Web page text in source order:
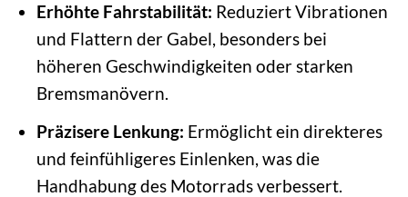
Erhöhte Fahrstabilität: Reduziert Vibrationen
und Flattern der Gabel, besonders bei
höheren Geschwindigkeiten oder starken
Bremsmanövern.
Präzisere Lenkung: Ermöglicht ein direkteres
und feinfühligeres Einlenken, was die
Handhabung des Motorrads verbessert.